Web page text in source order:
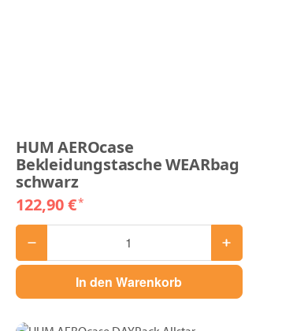
HUM AEROcase
Bekleidungstasche WEARbag
schwarz
122,90 €*
In den Warenkorb